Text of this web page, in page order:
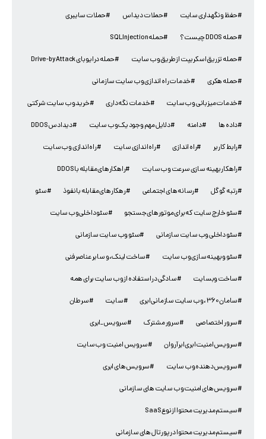
#حفظ و نگهداری سایت #حملات دیداس #حملات سایبری
#حمله DDOS چیست؟ #حمله SQL Injection
#حمله تزریق اسکریپت از طریق وب سایت #حمله درایو بای Drive-by Attack
#حمله هکری #خدمات راه اندازی وب سایت سازمانی
#خدمات میزبانی وب سایت #خدمات نگه داری #خرید وب سایت شرکتی
#داده ها #دامنه #دلایل مهم وجود یک وب سایت #دیدادس DDOS
#رابط کاربر #راه اندازی #راه اندازی سایت #راه اندازی وب سایت
#راهکار بهینه سازی سرعت وب سایت #راهکارهای مقابله با DDOS
#رتبه گوگل #رسانه های اجتماعی #رهکارهای مقابله با نفوذ #سئو
#سئو خارج سایت که برای موتورهای جستجو #سئو داخلی وب سایت
#سئو داخلی وب سایت سازمانی #سئو وب سایت سازمانی
#سئو و بهینه سازی وب سایت #ساخت لینک، و سایر عناصر فنی
#ساخت وبسایت #سادگی در استفاده از وب سایت برای همه
#سامان 360، وب سایت سازمانی ابری #سایت #سرطان
#سرور اختصاصی #سرور مشترک #سرویس_ابری
#سرویس امنیت ابری ابر آروان #سرویس امنیت وب سایت
#سرویس دهنده وب سایت #سرویس های ابری
#سرویس های امنیت وب سایت های سازمانی
#سیستم مدیریت محتوا از نوع SaaS
#سیستم مدیریت محتوا در پورتال های سازمانی